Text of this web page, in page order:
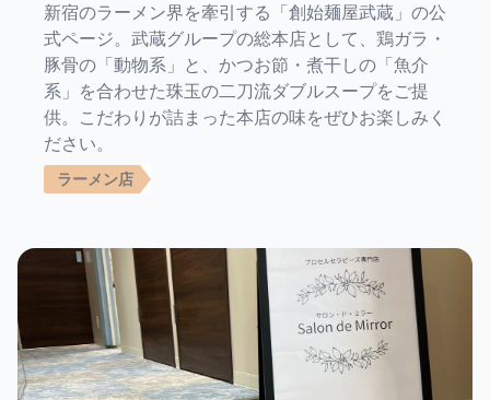
新宿のラーメン界を牽引する「創始麺屋武蔵」の公
式ページ。武蔵グループの総本店として、鶏ガラ・
豚骨の「動物系」と、かつお節・煮干しの「魚介
系」を合わせた珠玉の二刀流ダブルスープをご提
供。こだわりが詰まった本店の味をぜひお楽しみく
ださい。
ラーメン店